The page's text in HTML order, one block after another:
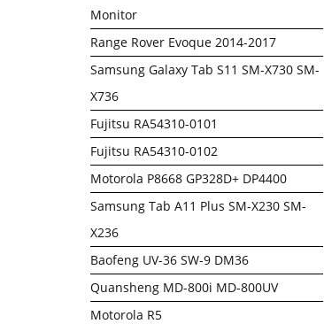
Monitor
Range Rover Evoque 2014-2017
Samsung Galaxy Tab S11 SM-X730 SM-
X736
Fujitsu RA54310-0101
Fujitsu RA54310-0102
Motorola P8668 GP328D+ DP4400
Samsung Tab A11 Plus SM-X230 SM-
X236
Baofeng UV-36 SW-9 DM36
Quansheng MD-800i MD-800UV
Motorola R5